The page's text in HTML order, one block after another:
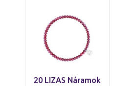
20 LIZAS Náramok